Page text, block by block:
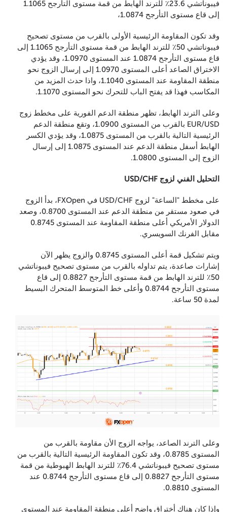
فيبوناتشي 23.6٪ للترند الهابط من قمة مستوى التأرجح 1.1065
إلى قاع مستوى التأرجح 1.0874،
وقد تكون المقاومة الرئيسية الأولى بالقرب من مستوى تصحيح
فيبوناتشي 50٪ للترند الهابط من قمة مستوى التأرجح 1.1065 إلى
قاع مستوى التأرجح 1.0874 عند المستوى 1.0970، وقد يؤدي
الاختراق الصاعد أعلى المستوى 1.0970 إلى إرسال الزوج نحو
منطقة المقاومة عند المستوى 1.1040، واذا حدث المزيد من
المكاسب فهذا قد يفتح الباب للتحرك نحو المستوى 1.1070.
وعلى الترند الهابط، تظهر منطقة الدعم الفورية على مخطط زوج
EUR/USD بالقرب من المستوى 1.0900، وتقع منطقة الدعم
الرئيسية التالية بالقرب من المستوى 1.0875، وقد يؤدي الكسر
الهابط أسفل منطقة الدعم عند المستوى 1.0875 إلى إرسال
الزوج إلى المستوى 1.0800.
التحليل الفني لزوج USD/CHF
على مخطط "الساعة" لزوج USD/CHF في FXOpen، بدأ الزوج
في صعود مستقر من منطقة الدعم عند المستوى 0.8700، وصعد
الدولار الأمريكي أعلى منطقة المقاومة عند المستوى 0.8745
مقابل الفرنك السويسري.
ويتم تشكيل قمة أعلى المستوى 0.8745 والزوج يظهر الآن
إشارات صاعدة، يتم تداوله بالقرب من مستوى تصحيح فيبوناتشي
50٪ للترند الهابط من قمة مستوى التأرجح 0.8827 إلى قاع
مستوى التأرجح 0.8744 وأعلى خط المتوسط المتحرك البسيط
لمدة 50 ساعة.
وعلى الترند الصاعد، يواجه الزوج الأن مقاومة بالقرب من
المستوى 0.8785، وقد تكون المقاومة الرئيسية التالية بالقرب من
مستوى تصحيح فيبوناتشي 76.4٪ للترند الهابط الهبوطية من قمة
مستوى التأرجح 0.8827 إلى قاع مستوى التأرجح 0.8744 عند
المستوى 0.8810.
وإذا كان هناك أختراق واضح أعلى منطقة المقاومة عند المستوى